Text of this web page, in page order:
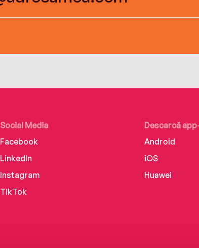
Social Media
Facebook
LinkedIn
Instagram
TikTok
Descarcă
Android
iOS
Huawei